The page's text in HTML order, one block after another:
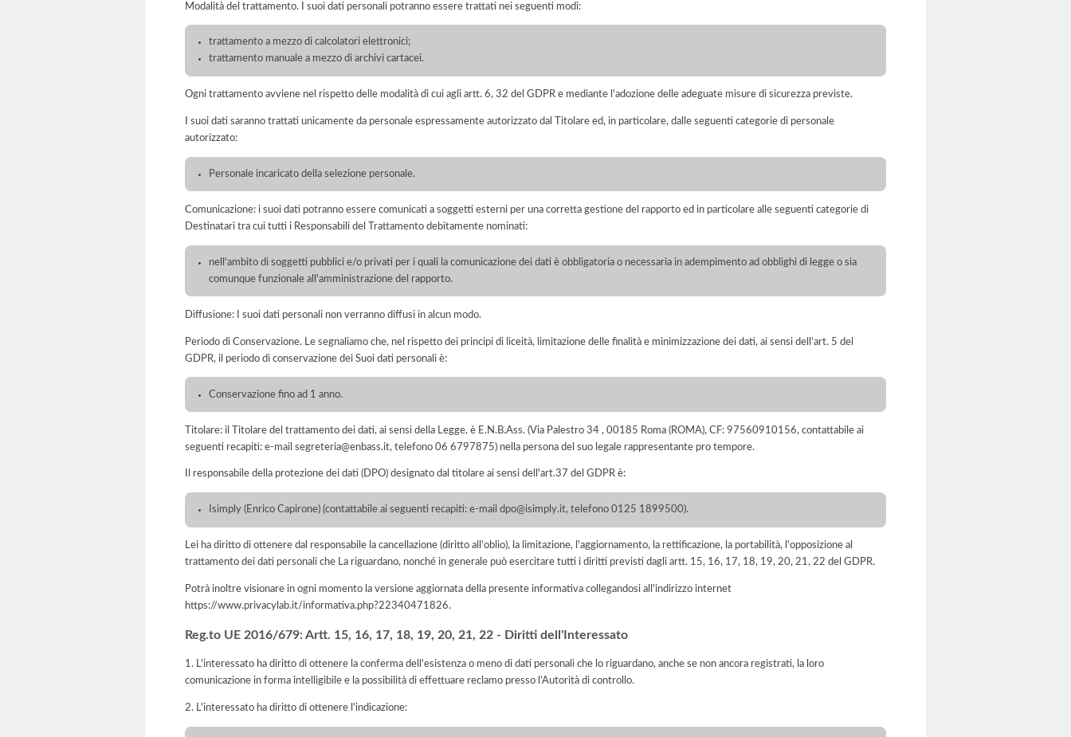
Modalità del trattamento. I suoi dati personali potranno essere trattati nei seguenti modi:
trattamento a mezzo di calcolatori elettronici;
trattamento manuale a mezzo di archivi cartacei.
Ogni trattamento avviene nel rispetto delle modalità di cui agli artt. 6, 32 del GDPR e mediante l'adozione delle adeguate misure di sicurezza previste.
I suoi dati saranno trattati unicamente da personale espressamente autorizzato dal Titolare ed, in particolare, dalle seguenti categorie di personale
autorizzato:
Personale incaricato della selezione personale.
Comunicazione: i suoi dati potranno essere comunicati a soggetti esterni per una corretta gestione del rapporto ed in particolare alle seguenti categorie di
Destinatari tra cui tutti i Responsabili del Trattamento debitamente nominati:
nell'ambito di soggetti pubblici e/o privati per i quali la comunicazione dei dati è obbligatoria o necessaria in adempimento ad obblighi di legge o sia
comunque funzionale all'amministrazione del rapporto.
Diffusione: I suoi dati personali non verranno diffusi in alcun modo.
Periodo di Conservazione. Le segnaliamo che, nel rispetto dei principi di liceità, limitazione delle finalità e minimizzazione dei dati, ai sensi dell’art. 5 del
GDPR, il periodo di conservazione dei Suoi dati personali è:
Conservazione fino ad 1 anno.
Titolare: il Titolare del trattamento dei dati, ai sensi della Legge, è E.N.B.Ass. (Via Palestro 34 , 00185 Roma (ROMA), CF: 97560910156, contattabile ai
seguenti recapiti: e-mail segreteria@enbass.it, telefono 06 6797875) nella persona del suo legale rappresentante pro tempore.
Il responsabile della protezione dei dati (DPO) designato dal titolare ai sensi dell'art.37 del GDPR è:
Isimply (Enrico Capirone) (contattabile ai seguenti recapiti: e-mail dpo@isimply.it, telefono 0125 1899500).
Lei ha diritto di ottenere dal responsabile la cancellazione (diritto all'oblio), la limitazione, l'aggiornamento, la rettificazione, la portabilità, l'opposizione al
trattamento dei dati personali che La riguardano, nonché in generale può esercitare tutti i diritti previsti dagli artt. 15, 16, 17, 18, 19, 20, 21, 22 del GDPR.
Potrà inoltre visionare in ogni momento la versione aggiornata della presente informativa collegandosi all'indirizzo internet
https://www.privacylab.it/informativa.php?22340471826.
Reg.to UE 2016/679: Artt. 15, 16, 17, 18, 19, 20, 21, 22 - Diritti dell'Interessato
1. L'interessato ha diritto di ottenere la conferma dell'esistenza o meno di dati personali che lo riguardano, anche se non ancora registrati, la loro
comunicazione in forma intelligibile e la possibilità di effettuare reclamo presso l’Autorità di controllo.
2. L'interessato ha diritto di ottenere l'indicazione: